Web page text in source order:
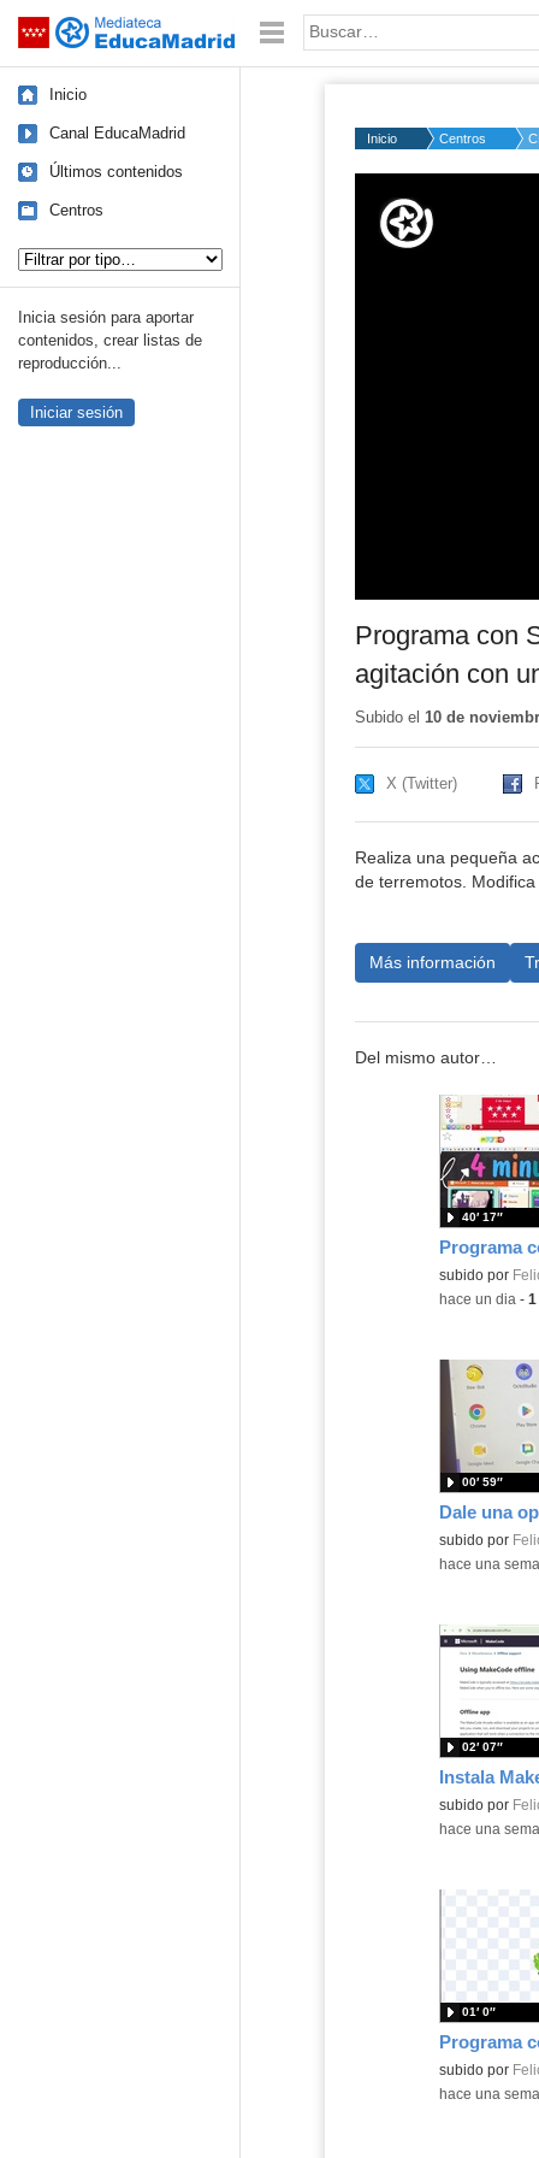
Saltar navegación Palabra o frase:
Inicio
Canal EducaMadrid
Últimos contenidos
Centros
Inicia sesión para aportar
contenidos, crear listas de
reproducción...
Iniciar sesión
Inicio Centros
50%
Programa con
agitación con
Subido el 10 de
X (Twitter)
Realiza una pequeña
de terremotos.
Más información
Del mismo autor…
Contenido
subido por
40′ 17″
-hace un dia - 1
Contenido
subido por
00′ 59″
-hace una
Contenido
subido por
02′ 07″
-hace una
Contenido
subido por
01′ 0″
-hace una